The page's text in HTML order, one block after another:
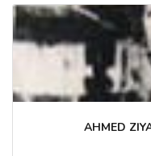
AHMED